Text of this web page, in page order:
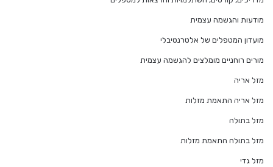
מודעות והגשמה עצמית
מועדון המטפלים של אלטרנטיבלי
מורים רוחניים מומלצים להגשמה עצמית
מזל אריה
מזל אריה התאמת מזלות
מזל בתולה
מזל בתולה התאמת מזלות
מזל גדי